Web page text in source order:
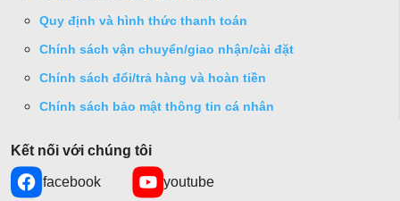
Quy định và hình thức thanh toán
Chính sách vận chuyển/giao nhận/cài đặt
Chính sách đổi/trả hàng và hoàn tiền
Chính sách bảo mật thông tin cá nhân
Kết nối với chúng tôi
facebook youtube